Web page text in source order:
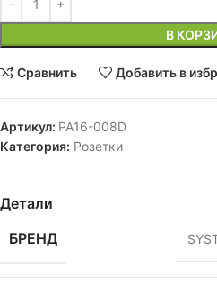
В
Сравнить Добавить в
Артикул: РА16-008D
Категория: Розетки
Детали
БРЕНД